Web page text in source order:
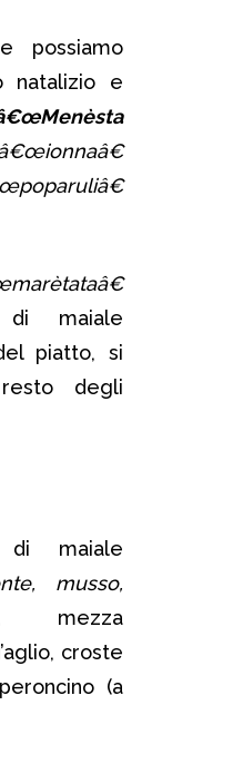
possiamo
natalizio e
maiale
piatto, si
degli
maiale
musso,
mezza
croste
(a